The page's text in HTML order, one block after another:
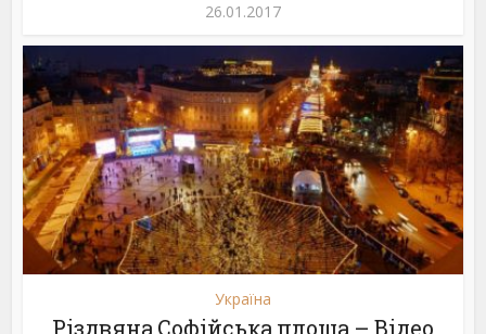
26.01.2017
Україна
Різдвяна Софійська площа – Відео